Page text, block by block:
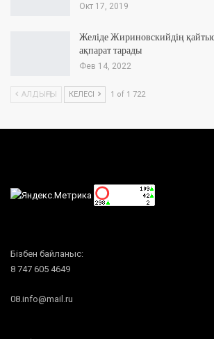
Окт 17, 2019
Желіде Жириновскийдің
ақпарат тарады
Фев 14, 2022
АЛДЫҢҒЫ КЕЛЕСІ 1 of 1 722
Бізбен байланыс:
8 747 605 4649
08.info@mail.ru